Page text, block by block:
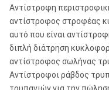
Αντίστροφη
αντίστροφος στροφέας
αυτό που είναι
διπλή διάτρηση
αντίστροφος σωλήνας
Αντίστροφοι ράβδος